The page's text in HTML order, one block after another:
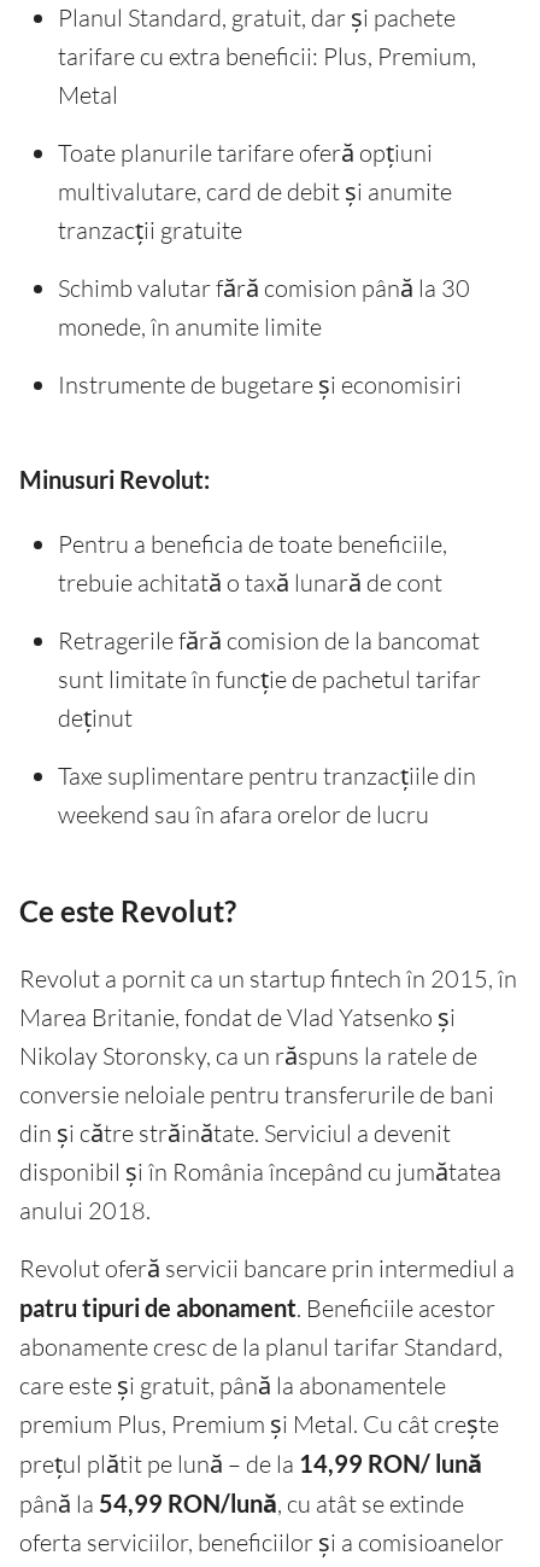
Planul Standard, gratuit, dar și pachete
tarifare cu extra beneficii: Plus, Premium,
Metal
Toate planurile tarifare oferă opțiuni
multivalutare, card de debit și anumite
tranzacții gratuite
Schimb valutar fără comision până la 30
monede, în anumite limite
Instrumente de bugetare și economisiri
Minusuri Revolut:
Pentru a beneficia de toate beneficiile,
trebuie achitată o taxă lunară de cont
Retragerile fără comision de la bancomat
sunt limitate în funcție de pachetul tarifar
deținut
Taxe suplimentare pentru tranzacțiile din
weekend sau în afara orelor de lucru
Ce este Revolut?
Revolut a pornit ca un startup fintech în 2015, în
Marea Britanie, fondat de Vlad Yatsenko și
Nikolay Storonsky, ca un răspuns la ratele de
conversie neloiale pentru transferurile de bani
din și către străinătate. Serviciul a devenit
disponibil și în România începând cu jumătatea
anului 2018.
Revolut oferă servicii bancare prin intermediul a
patru tipuri de abonament. Beneficiile acestor
abonamente cresc de la planul tarifar Standard,
care este și gratuit, până la abonamentele
premium Plus, Premium și Metal. Cu cât crește
prețul plătit pe lună – de la 14,99 RON/ lună
până la 54,99 RON/lună, cu atât se extinde
oferta serviciilor, beneficiilor și a comisioanelor